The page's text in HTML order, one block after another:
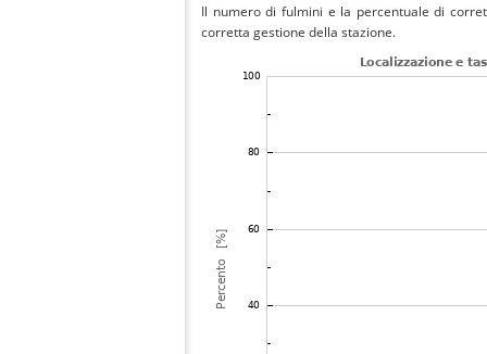
Il numero di fulmini e la percentuale di
corretta gestione della stazione.